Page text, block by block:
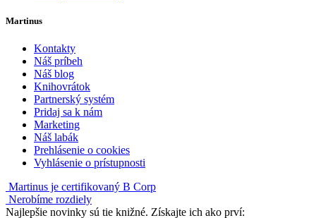
Martinus
Kontakty
Náš príbeh
Náš blog
Knihovrátok
Partnerský systém
Pridaj sa k nám
Marketing
Náš labák
Prehlásenie o cookies
Vyhlásenie o prístupnosti
Martinus je certifikovaný B Corp
Nerobíme rozdiely
Najlepšie novinky sú tie knižné. Získajte ich ako prví: